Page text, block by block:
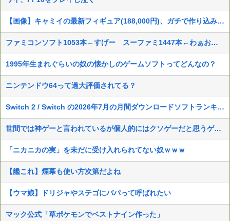
【画像】キャミイの最新フィギュア(188,000円)、ガチで作り込みがエグすぎる
ファミコンソフト1053本←すげー スーファミ1447本←わぁお！ N64 196本←！？！？
1995年生まれぐらいの奴の懐かしのゲームソフトってどんなの？
ニンテンドウ64って過大評価されてる？
Switch 2 / Switch の2026年7月の月間ダウンロードソフトランキング
世間では神ゲーと言われているが個人的にはクソゲーだと思うゲーム挙げてけ
「ニカニカの実」を未だに受け入れられてない奴ｗｗｗ
【艦これ】煙幕も使い方次第だよね
【ウマ娘】ドリジャやステゴにパパって呼ばれたい
マック公式「草ポケモンでベストナイン作った」